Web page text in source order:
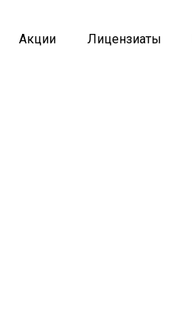
Акции Лицензиаты